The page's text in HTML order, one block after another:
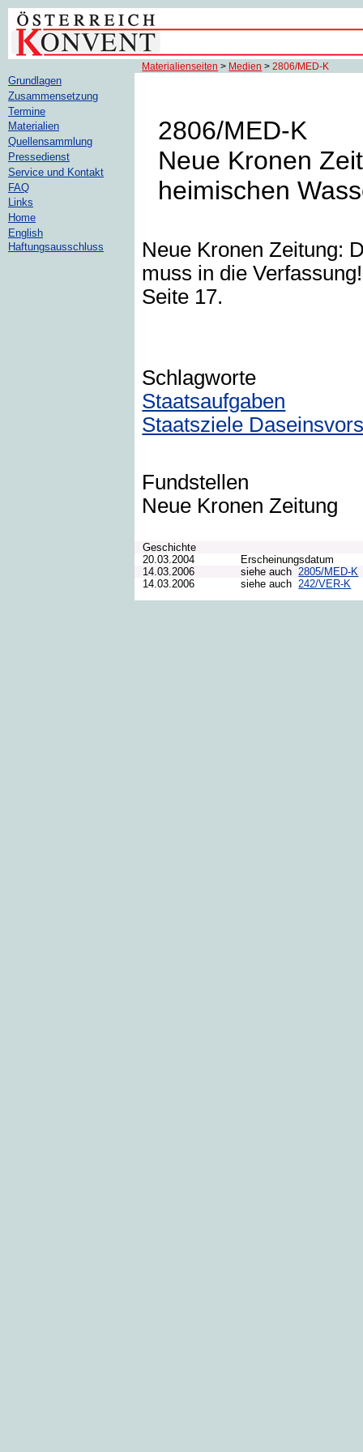
Materialienseiten > Medien >2806/MED-K
2806/MED-K
Neue Kronen
heimischen
Neue Kronen Zeitung:
muss in die
Seite 17.
Schlagworte
Staatsaufgaben
Staatsziele
Fundstellen
Neue Kronen Zeitung
Geschichte
20.03.2004
Erscheinungsdatum
14.03.2006
siehe auch 2805/MED-K
14.03.2006
siehe auch 242/VER-K
Grundlagen
Zusammensetzung
Termine
Materialien
Quellensammlung
Pressedienst
Service und Kontakt
FAQ
Links
Home
English
Haftungsausschluss